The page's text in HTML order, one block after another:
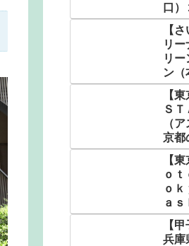
口
室設
東
ル
【
リ
リ
ン（
埼玉
【
Ｓ
（
京都
｜
【
ｏ
ｏ
ａ
ジネ
円〜
【
兵庫